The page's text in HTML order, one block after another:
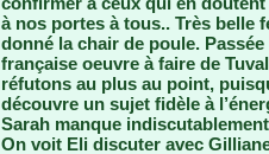
à nos portes à tous.. Très belle
donné la chair de poule.
française oeuvre à faire de
réfutons au plus au point,
découvre un sujet fidèle à
Sarah manque
On voit Eli discuter avec